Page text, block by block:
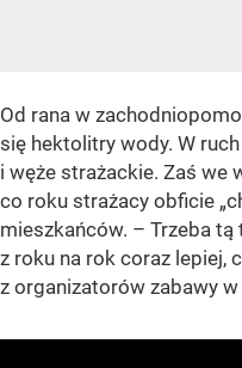
Od rana w
się hektolitry wody. W
i węże strażackie. Zaś we
co roku strażacy obficie
mieszkańców. – Trzeba tą
z roku na rok coraz lepiej,
z organizatorów zabawy